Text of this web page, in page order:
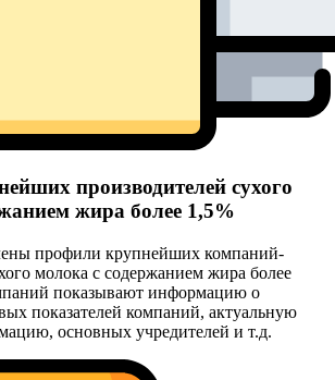
производителей сухого
жира более 1,5%
профили крупнейших компаний-
молока с содержанием жира более
показывают информацию о
показателей компаний, актуальную
основных учредителей и т.д.